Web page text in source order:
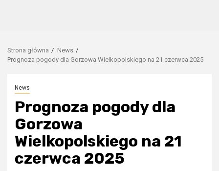
Strona główna
News
Prognoza pogody dla Gorzowa Wielkopolskiego na 21 czerwca 2025
News
Prognoza pogody dla
Gorzowa
Wielkopolskiego na 21
czerwca 2025